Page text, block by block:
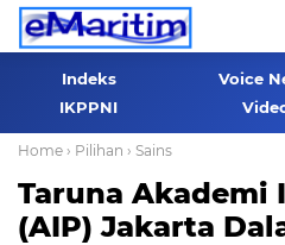
Indeks Voice
IKPPNI
Home › Pilihan › Sains
Taruna Akademi
(AIP) Jakarta